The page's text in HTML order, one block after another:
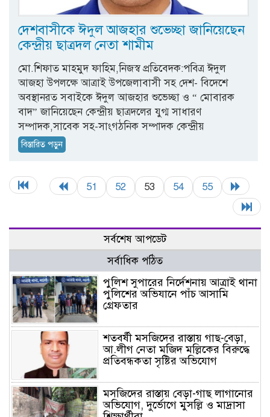
দেশবাসীকে ঈদুল আজহার শুভেচ্ছা জানিয়েছেন
কেন্দ্রীয় ছাত্রদল নেতা শামীম
মো.শিফাত মাহমুদ ফাহিম,নিজস্ব প্রতিবেদক:পবিত্র ঈদুল
আজহা উপলক্ষে আত্রাই উপজেলাবাসী সহ দেশ- বিদেশে
অবস্থানরত সবাইকে ঈদুল আজহার শুভেচ্ছা ও “ মোবারক
বাদ” জানিয়েছেন কেন্দ্রীয় ছাত্রদলের যুগ্ম সাধারণ
সম্পাদক,সাবেক সহ-সাংগঠনিক সম্পাদক কেন্দ্রীয়
বিস্তারিত পড়ুন
51 52 53 54 55
সর্বশেষ আপডেট
সর্বাধিক পঠিত
পুলিশ সুপারের নির্দেশনায় আত্রাই থানা
পুলিশের অভিযানে পাঁচ আসামি
গ্রেফতার
শতবর্ষী মসজিদের রাস্তায় গাছ-বেড়া,
আ.লীগ নেতা মজিদ মল্লিকের বিরুদ্ধে
প্রতিবন্ধকতা সৃষ্টির অভিযোগ
মসজিদের রাস্তায় বেড়া-গাছ লাগানোর
অভিযোগ, দুর্ভোগে মুসল্লি ও মাদ্রাসা